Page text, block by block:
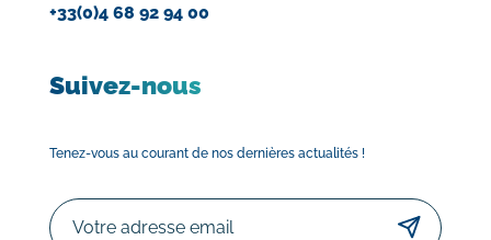
+33(0)4 68 92 94 00
Suivez-nous
Tenez-vous au courant de nos dernières actualités !
Email